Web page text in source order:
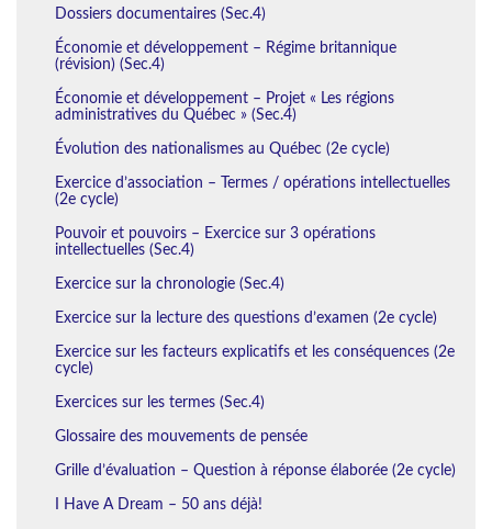
Dossiers documentaires (Sec.4)
Économie et développement – Régime britannique
(révision) (Sec.4)
Économie et développement – Projet « Les régions
administratives du Québec » (Sec.4)
Évolution des nationalismes au Québec (2e cycle)
Exercice d’association – Termes / opérations intellectuelles
(2e cycle)
Pouvoir et pouvoirs – Exercice sur 3 opérations
intellectuelles (Sec.4)
Exercice sur la chronologie (Sec.4)
Exercice sur la lecture des questions d’examen (2e cycle)
Exercice sur les facteurs explicatifs et les conséquences (2e
cycle)
Exercices sur les termes (Sec.4)
Glossaire des mouvements de pensée
Grille d’évaluation – Question à réponse élaborée (2e cycle)
I Have A Dream – 50 ans déjà!